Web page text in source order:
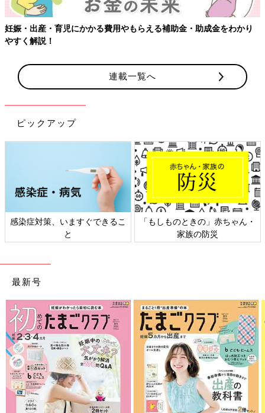
妊娠・出産・育児にかかる費用やもらえる補助金・助成金をわかり
やすく解説！
連載一覧へ
ピックアップ
感染症対策、いますぐできるこ
と
「もしものときの」赤ちゃん・
家族の防災
最新号